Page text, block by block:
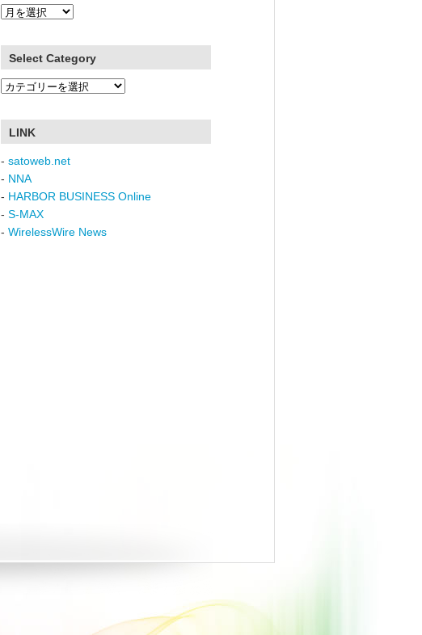
Archive
Select Category
Select
LINK
- satoweb.net
- NNA
- HARBOR BUSINESS Online
- S-MAX
- WirelessWire News